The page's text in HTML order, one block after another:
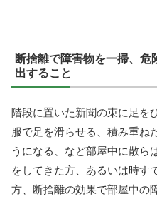
断捨離で障害物を一掃、
出すること
階段に置いた新聞の束に足を
服で足を滑らせる、積み重ね
うになる、など部屋中に散ら
をしてきた方、あるいは時す
方、断捨離の効果で部屋中の